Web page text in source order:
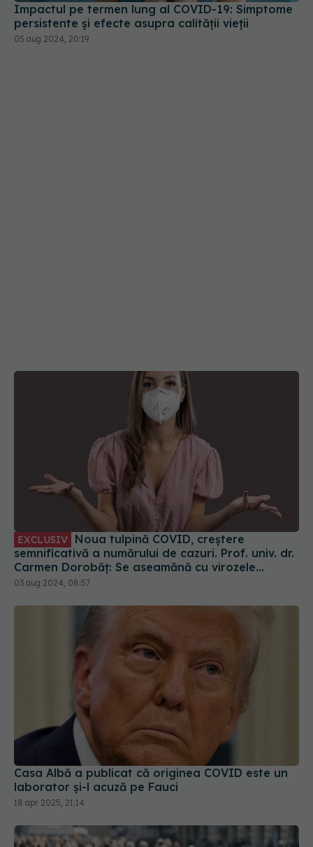
Impactul pe termen lung al COVID-19: Simptome
persistente și efecte asupra calității vieții
05 aug 2024, 20:19
EXCLUSIV
semnificativă a numărului de cazuri. Prof. univ. dr.
Carmen Dorobăț: Se aseamănă cu virozele
respiratorii. Nu necesită tratament simptomatic
03 aug 2024, 08:57
Casa Albă a publicat că originea COVID este un
laborator și-l acuză pe Fauci
18 apr 2025, 21:14